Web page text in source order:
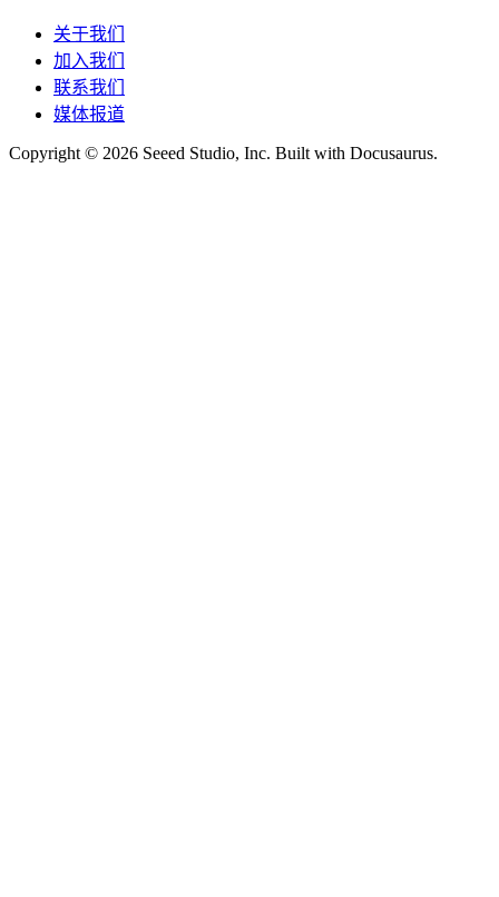
关于我们
加入我们
联系我们
媒体报道
Copyright © 2026 Seeed Studio, Inc. Built with Docusaurus.